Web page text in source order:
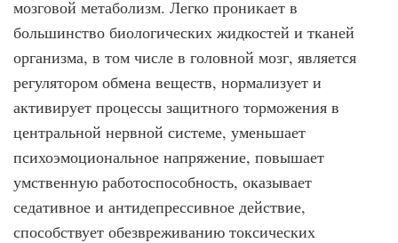
мозговой метаболизм. Легко проникает в
большинство биологических жидкостей и тканей
организма, в том числе в головной мозг, является
регулятором обмена веществ, нормализует и
активирует процессы защитного торможения в
центральной нервной системе, уменьшает
психоэмоциональное напряжение, повышает
умственную работоспособность, оказывает
седативное и антидепрессивное действие,
способствует обезвреживанию токсических